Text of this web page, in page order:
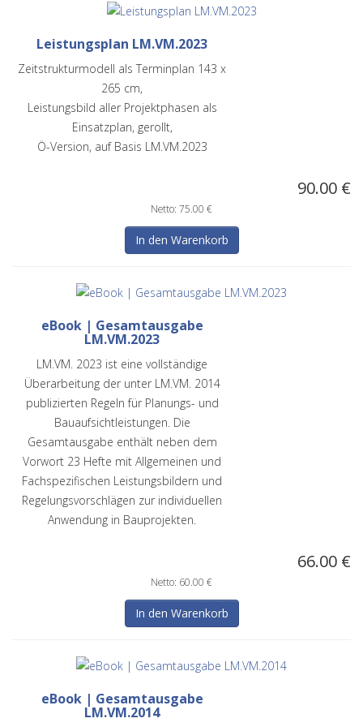
Leistungsplan LM.VM.2023
Zeitstrukturmodell als Terminplan 143 x
265 cm,
Leistungsbild aller Projektphasen als
Einsatzplan, gerollt,
Ö-Version, auf Basis LM.VM.2023
90.00 €
Netto: 75.00 €
eBook | Gesamtausgabe
LM.VM.2023
LM.VM. 2023 ist eine vollständige
Überarbeitung der unter LM.VM. 2014
publizierten Regeln für Planungs- und
Bauaufsichtleistungen. Die
Gesamtausgabe enthält neben dem
Vorwort 23 Hefte mit Allgemeinen und
Fachspezifischen Leistungsbildern und
Regelungsvorschlägen zur individuellen
Anwendung in Bauprojekten.
66.00 €
Netto: 60.00 €
eBook | Gesamtausgabe
LM.VM.2014